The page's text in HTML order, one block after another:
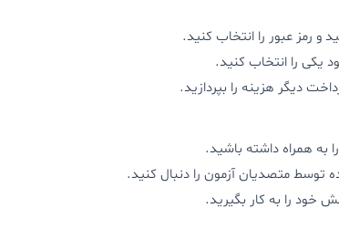
و رمز عبور را انتخاب کنید.
یکی را انتخاب کنید.
دیگر هزینه را بپردازید.
به همراه داشته باشید.
توسط متصدیان آزمون را دنبال کنید.
خود را به کار بگیرید.